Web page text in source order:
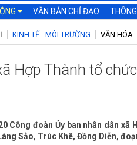
VĂN BẢN CHỈ ĐẠO
KINH TẾ - MÔI TRƯỜNG VĂN HÓA
Hợp Thành tổ
Công đoàn Ủy ban nhân dân xã
Sảo, Trúc Khê, Đồng Diễn,